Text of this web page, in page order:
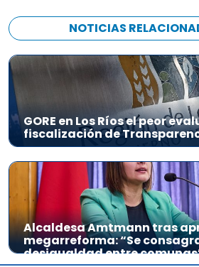
NOTICIAS
GORE en Los Ríos el peor
fiscalización de
Alcaldesa Amtmann tras
megarreforma: “Se
desigualdad entre